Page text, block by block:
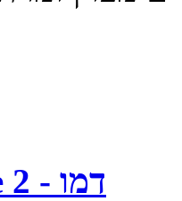
Dragon Age 2 - דמו